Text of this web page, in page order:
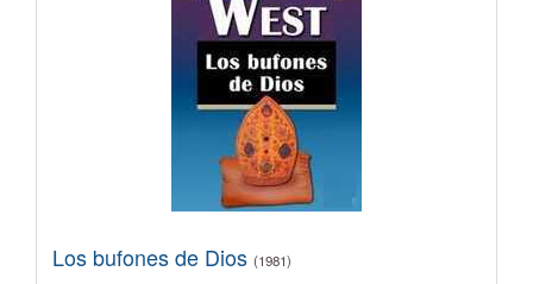
Los bufones de Dios (1981)